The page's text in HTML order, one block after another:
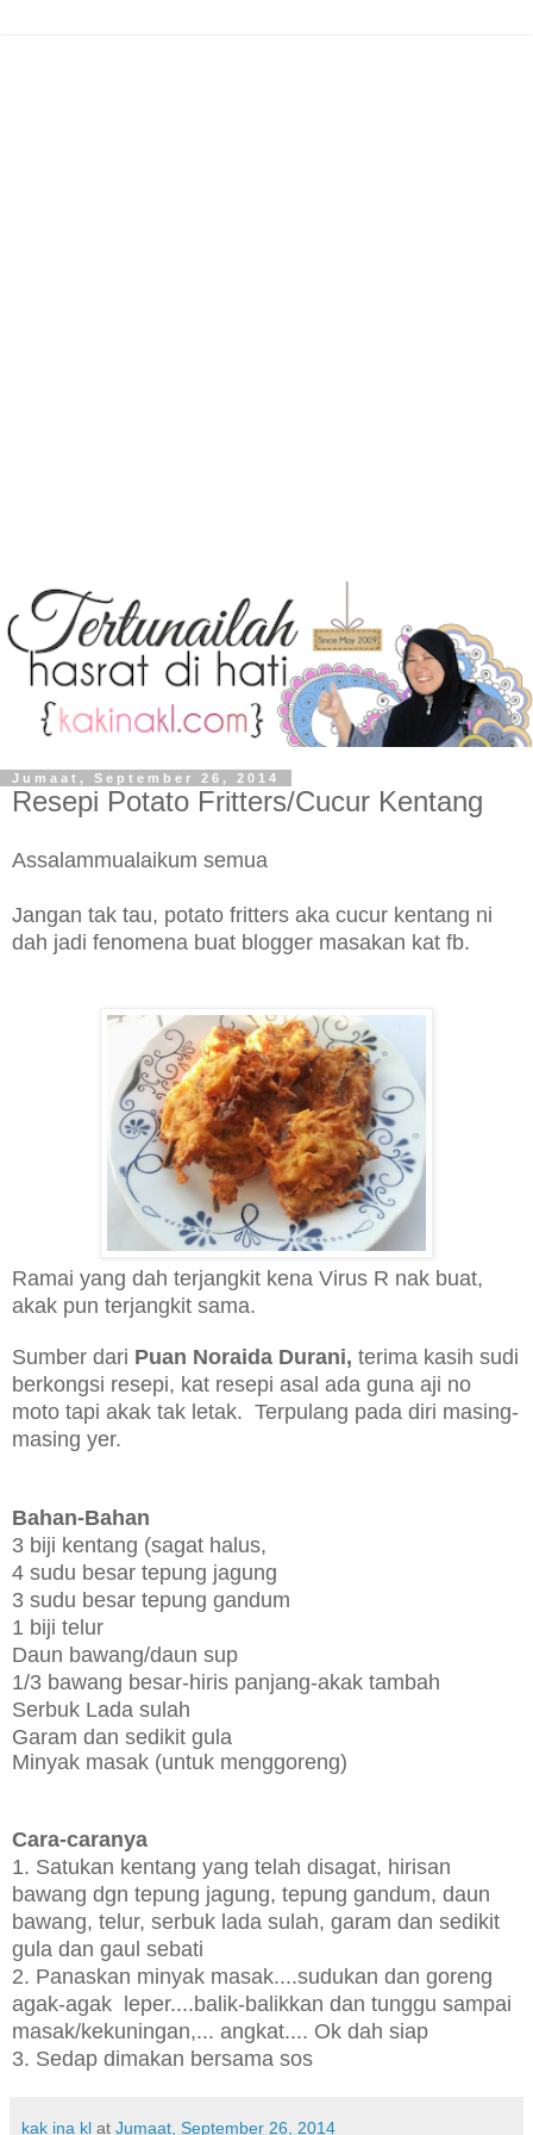
Jumaat, September 26, 2014
Resepi Potato Fritters/Cucur Kentang
Assalammualaikum semua
Jangan tak tau, potato fritters aka cucur kentang ni
dah jadi fenomena buat blogger masakan kat fb.
Ramai yang dah terjangkit kena Virus R nak buat,
akak pun terjangkit sama.
Sumber dari Puan Noraida Durani, terima kasih sudi
berkongsi resepi, kat resepi asal ada guna aji no
moto tapi akak tak letak. Terpulang pada diri masing-
masing yer.
Bahan-Bahan
3 biji kentang (sagat halus,
4 sudu besar tepung jagung
3 sudu besar tepung gandum
1 biji telur
Daun bawang/daun sup
1/3 bawang besar-hiris panjang-akak tambah
Serbuk Lada sulah
Garam dan sedikit gula
Minyak masak (untuk menggoreng)
Cara-caranya
1. Satukan kentang yang telah disagat, hirisan
bawang dgn tepung jagung, tepung gandum, daun
bawang, telur, serbuk lada sulah, garam dan sedikit
gula dan gaul sebati
2. Panaskan minyak masak....sudukan dan goreng
agak-agak leper....balik-balikkan dan tunggu sampai
masak/kekuningan,... angkat.... Ok dah siap
3. Sedap dimakan bersama sos
kak ina kl at Jumaat, September 26, 2014